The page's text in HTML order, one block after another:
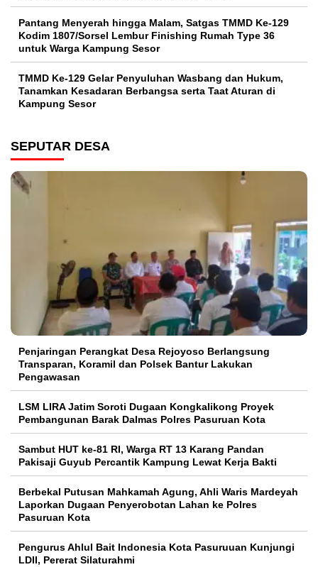
Pantang Menyerah hingga Malam, Satgas TMMD Ke-129
Kodim 1807/Sorsel Lembur Finishing Rumah Type 36
untuk Warga Kampung Sesor
TMMD Ke-129 Gelar Penyuluhan Wasbang dan Hukum,
Tanamkan Kesadaran Berbangsa serta Taat Aturan di
Kampung Sesor
SEPUTAR DESA
Penjaringan Perangkat Desa Rejoyoso Berlangsung
Transparan, Koramil dan Polsek Bantur Lakukan
Pengawasan
LSM LIRA Jatim Soroti Dugaan Kongkalikong Proyek
Pembangunan Barak Dalmas Polres Pasuruan Kota
Sambut HUT ke-81 RI, Warga RT 13 Karang Pandan
Pakisaji Guyub Percantik Kampung Lewat Kerja Bakti
Berbekal Putusan Mahkamah Agung, Ahli Waris Mardeyah
Laporkan Dugaan Penyerobotan Lahan ke Polres
Pasuruan Kota
Pengurus Ahlul Bait Indonesia Kota Pasuruuan Kunjungi
LDII, Pererat Silaturahmi